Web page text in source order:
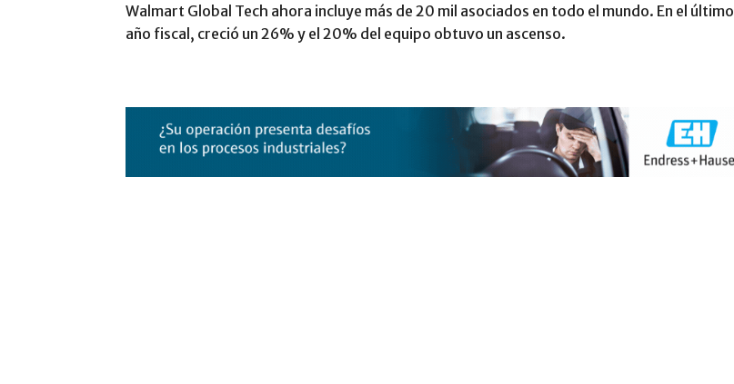
Walmart Global Tech ahora incluye más de 20 mil asociados en todo el mundo. En el último
año fiscal, creció un 26% y el 20% del equipo obtuvo un ascenso.